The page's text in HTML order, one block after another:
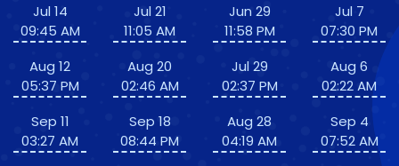
Jul 14
09:45 AM
Aug 12
05:37 PM
Sep 11
03:27 AM
Jul 21
11:05 AM
Aug 20
02:46 AM
Sep 18
08:44 PM
Jun 29
11:58 PM
Jul 29
02:37 PM
Aug 28
04:19 AM
Jul 7
07:30 PM
Aug 6
02:22 AM
Sep 4
07:52 AM